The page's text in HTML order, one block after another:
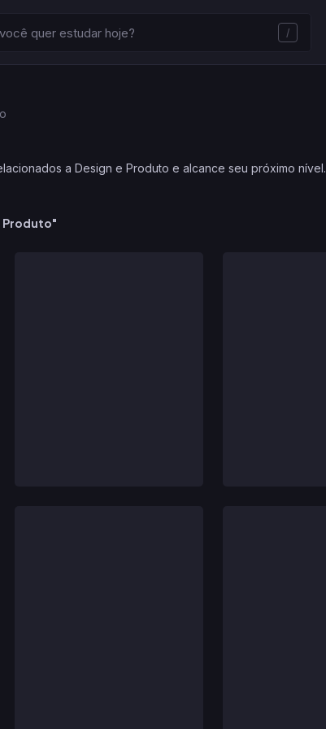
/
a Design e Produto e alcance seu próximo nível.
Produto"